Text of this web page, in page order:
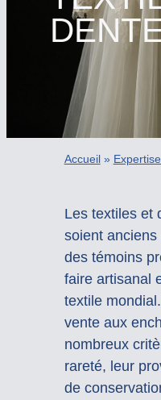
Accueil»
Les textiles et
soient
des témoins
faire artisanal
textile
vente aux
nombreux
rareté, leur
de